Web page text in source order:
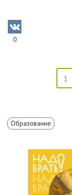
0
1
Образование